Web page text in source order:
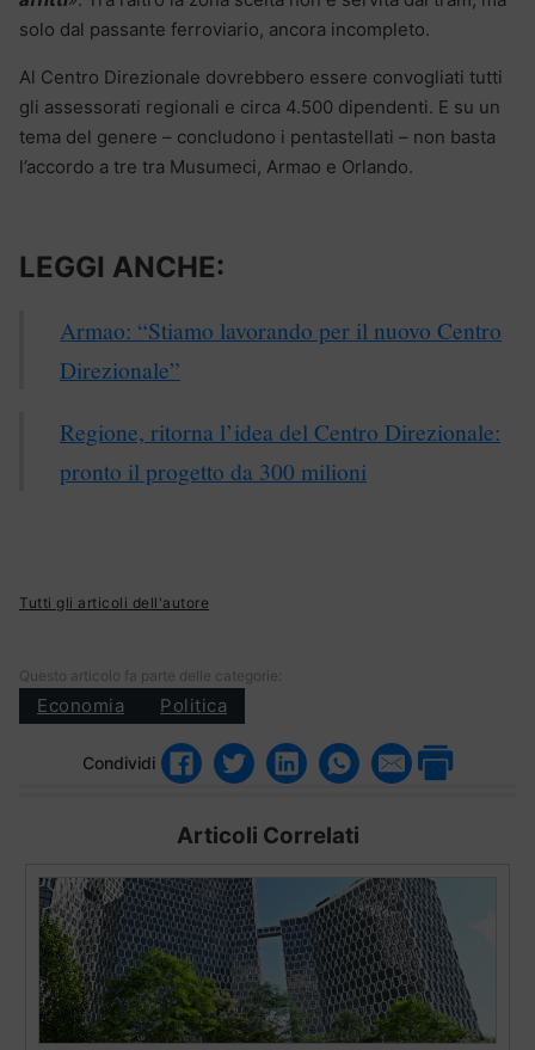
solo dal passante ferroviario, ancora incompleto.
Al Centro Direzionale dovrebbero essere convogliati tutti
gli assessorati regionali e circa 4.500 dipendenti. E su un
tema del genere – concludono i pentastellati – non basta
l’accordo a tre tra Musumeci, Armao e Orlando.
LEGGI ANCHE:
Armao: “Stiamo lavorando per il nuovo Centro
Direzionale”
Regione, ritorna l’idea del Centro Direzionale:
pronto il progetto da 300 milioni
Tutti gli articoli dell'autore
Questo articolo fa parte delle categorie:
Economia Politica
Condividi
Articoli Correlati